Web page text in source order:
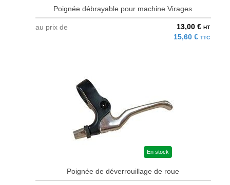
Poignée débrayable pour machine Virages
au prix de 13,00 € HT
15,60 € TTC
En stock
Poignée de déverrouillage de roue